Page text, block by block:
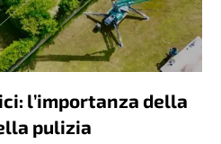
l’importanza della
pulizia